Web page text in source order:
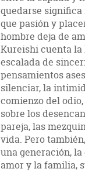
quedarse
que pasión y
hombre deja de
Kureishi cuenta la
escalada de
pensamientos
silenciar, la
comienzo del
sobre los
pareja, las
vida. Pero
una generación, la
amor y la familia,